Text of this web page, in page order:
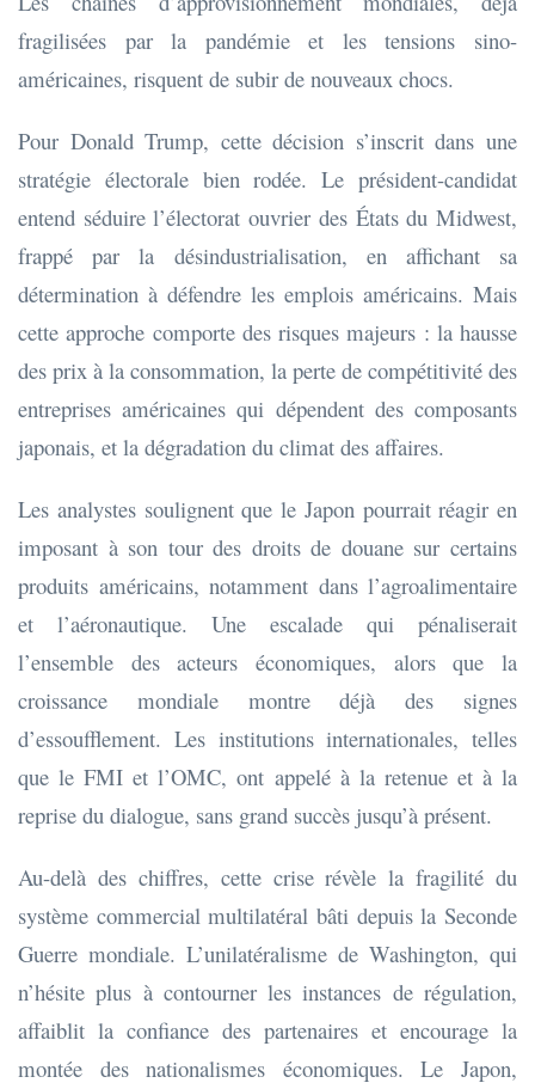
fragilisées par la pandémie et les tensions sino-
américaines, risquent de subir de nouveaux chocs.
Pour Donald Trump, cette décision s’inscrit dans une
stratégie électorale bien rodée. Le président-candidat
entend séduire l’électorat ouvrier des États du Midwest,
frappé par la désindustrialisation, en affichant sa
détermination à défendre les emplois américains. Mais
cette approche comporte des risques majeurs : la hausse
des prix à la consommation, la perte de compétitivité des
entreprises américaines qui dépendent des composants
japonais, et la dégradation du climat des affaires.
Les analystes soulignent que le Japon pourrait réagir en
imposant à son tour des droits de douane sur certains
produits américains, notamment dans l’agroalimentaire
et l’aéronautique. Une escalade qui pénaliserait
l’ensemble des acteurs économiques, alors que la
croissance mondiale montre déjà des signes
d’essoufflement. Les institutions internationales, telles
que le FMI et l’OMC, ont appelé à la retenue et à la
reprise du dialogue, sans grand succès jusqu’à présent.
Au-delà des chiffres, cette crise révèle la fragilité du
système commercial multilatéral bâti depuis la Seconde
Guerre mondiale. L’unilatéralisme de Washington, qui
n’hésite plus à contourner les instances de régulation,
affaiblit la confiance des partenaires et encourage la
montée des nationalismes économiques. Le Japon,